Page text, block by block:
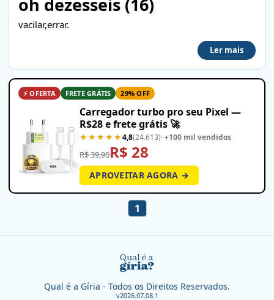
oh dezesseis (16)
vacilar,errar.
Ler mais
⚡ OFERTA FRETE GRÁTIS 29% OFF
Carregador turbo pro seu Pixel —
R$28 e frete grátis 🚀
★★★★★4,8(24.613)· +100 mil vendidos
R$ 39,90R$ 28
APROVEITAR AGORA →
1
Qual é a Gíria - Todos os Direitos Reservados.
v2026.07.08.1